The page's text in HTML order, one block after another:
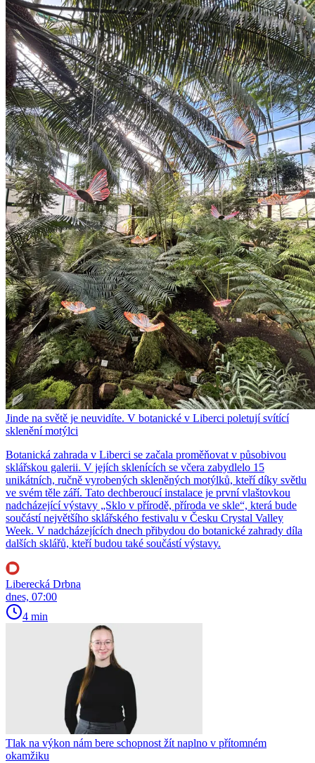
Jinde na světě je neuvidíte. V botanické v Liberci poletují svítící
sklenění motýlci
Botanická zahrada v Liberci se začala proměňovat v působivou
sklářskou galerii. V jejích sklenících se včera zabydlelo 15
unikátních, ručně vyrobených skleněných motýlků, kteří díky světlu
ve svém těle září. Tato dechberoucí instalace je první vlaštovkou
nadcházející výstavy „Sklo v přírodě, příroda ve skle“, která bude
součástí největšího sklářského festivalu v Česku Crystal Valley
Week. V nadcházejících dnech přibydou do botanické zahrady díla
dalších sklářů, kteří budou také součástí výstavy.
Liberecká Drbna
dnes, 07:00
4 min
Tlak na výkon nám bere schopnost žít naplno v přítomném
okamžiku